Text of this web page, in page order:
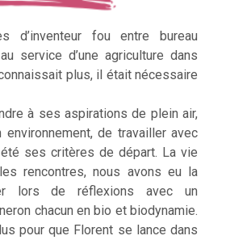
d’inventeur fou entre bureau
service d’une agriculture dans
plus, il était nécessaire
à ses aspirations de plein air,
de travailler avec
ses critères de départ. La vie
rencontres, nous avons eu la
lors de réflexions avec un
chacun en bio et biodynamie.
pour que Florent se lance dans